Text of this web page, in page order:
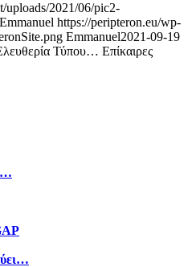
uploads/2021/06/pic2-
Emmanuel https://peripteron.eu/wp-
Emmanuel2021-09-19
Τύπου… Επίκαιρες